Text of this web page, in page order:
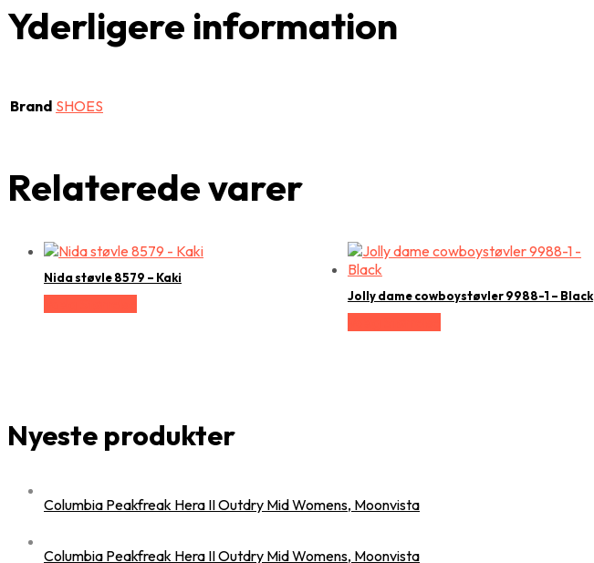
Yderligere information
Brand SHOES
Relaterede varer
Nida støvle 8579 – Kaki
Jolly dame cowboystøvler 9988-1 – Black
Nyeste produkter
Columbia Peakfreak Hera II Outdry Mid Womens, Moonvista
Columbia Peakfreak Hera II Outdry Mid Womens, Moonvista